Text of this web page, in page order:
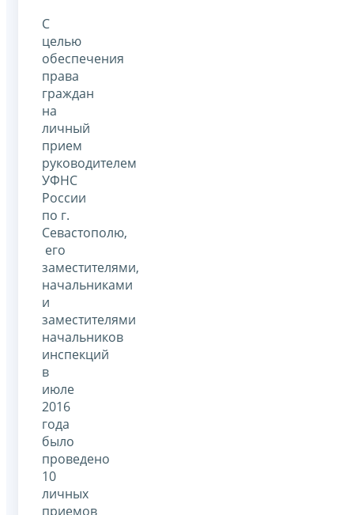
С
целью
обеспечения
права
граждан
на
личный
прием
руководителем
УФНС
России
по г.
Севастополю,
его
заместителями,
начальниками
и
заместителями
начальников
инспекций
в
июле
2016
года
было
проведено
10
личных
приемов